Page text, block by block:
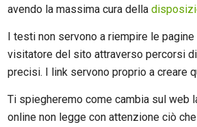
avendo la massima cura della
I testi non servono a riempire le pagine
visitatore del sito attraverso percorsi
precisi. I link servono proprio a creare
Ti spiegheremo come cambia sul web
online non legge con attenzione ciò